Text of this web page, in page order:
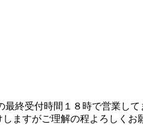
最終受付時間１８時で営業し
ますがご理解の程よろしくお